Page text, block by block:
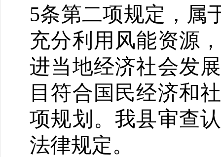
5条第二项规定，属
充分利用风能资源
进当地经济社会发
目符合国民经济和
项规划。我县审查
法律规定。